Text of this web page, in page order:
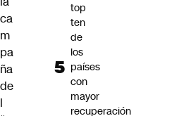
ca
m
pa
ña
de
l
top
ten
de
los
países
con
mayor
recuperación